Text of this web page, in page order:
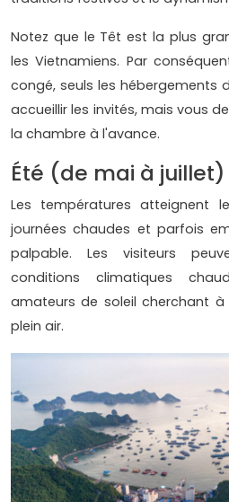
Notez que le Têt est la plus
les Vietnamiens. Par
congé, seuls les hébergements
accueillir les invités, mais vous
la chambre à l'avance.
Été (de mai à juillet)
Les températures atteignent
journées chaudes et parfois
palpable. Les visiteurs
conditions climatiques
amateurs de soleil cherchant
plein air.